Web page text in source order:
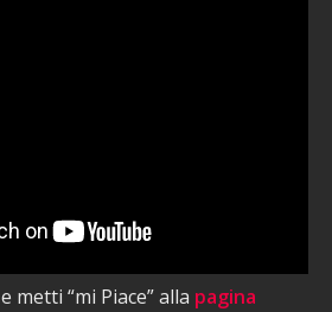
e metti “mi Piace” alla pagina